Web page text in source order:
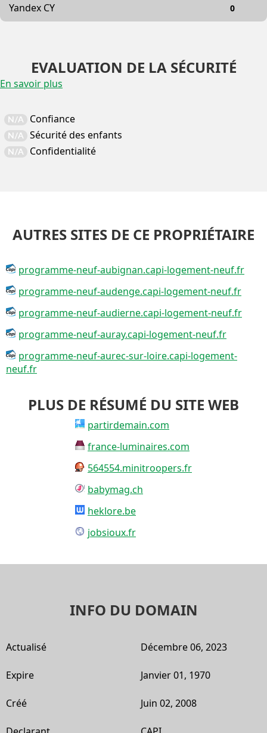
Yandex CY
0
EVALUATION DE LA SÉCURITÉ
En savoir plus
N/A Confiance
N/A Sécurité des enfants
N/A Confidentialité
AUTRES SITES DE CE PROPRIÉTAIRE
programme-neuf-aubignan.capi-logement-neuf.fr
programme-neuf-audenge.capi-logement-neuf.fr
programme-neuf-audierne.capi-logement-neuf.fr
programme-neuf-auray.capi-logement-neuf.fr
programme-neuf-aurec-sur-loire.capi-logement-
neuf.fr
PLUS DE RÉSUMÉ DU SITE WEB
partirdemain.com
france-luminaires.com
564554.minitroopers.fr
babymag.ch
heklore.be
jobsioux.fr
INFO DU DOMAIN
Actualisé Décembre 06, 2023
Expire Janvier 01, 1970
Créé Juin 02, 2008